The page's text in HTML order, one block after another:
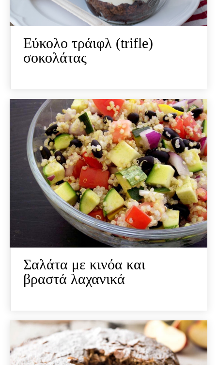
Εύκολο τράιφλ (trifle)
σοκολάτας
Σαλάτα με κινόα και
βραστά λαχανικά